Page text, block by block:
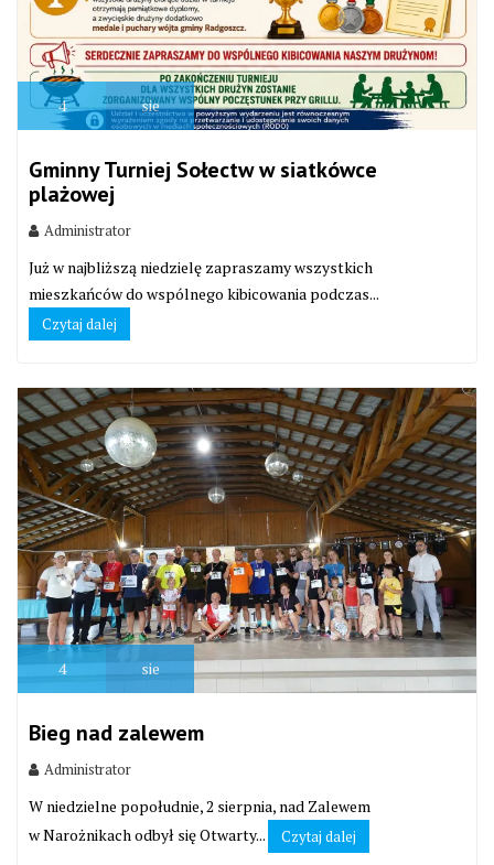
4 sie
Gminny Turniej Sołectw w siatkówce
plażowej
Administrator
Już w najbliższą niedzielę zapraszamy wszystkich
mieszkańców do wspólnego kibicowania podczas...
Czytaj dalej
4 sie
Bieg nad zalewem
Administrator
W niedzielne popołudnie, 2 sierpnia, nad Zalewem
w Narożnikach odbył się Otwarty...
Czytaj dalej